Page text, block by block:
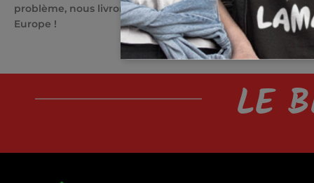
problème, nous livrons partout en
Europe !
jours pour
LE